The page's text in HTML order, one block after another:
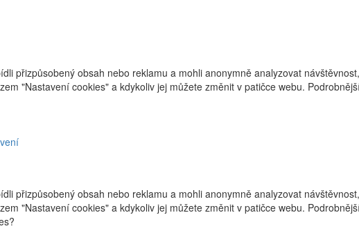
přizpůsobený obsah nebo reklamu a mohli anonymně analyzovat
"Nastavení cookies" a kdykoliv jej můžete změnit v patičce webu.
přizpůsobený obsah nebo reklamu a mohli anonymně analyzovat
"Nastavení cookies" a kdykoliv jej můžete změnit v patičce webu.